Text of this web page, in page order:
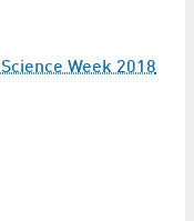
Week 2018